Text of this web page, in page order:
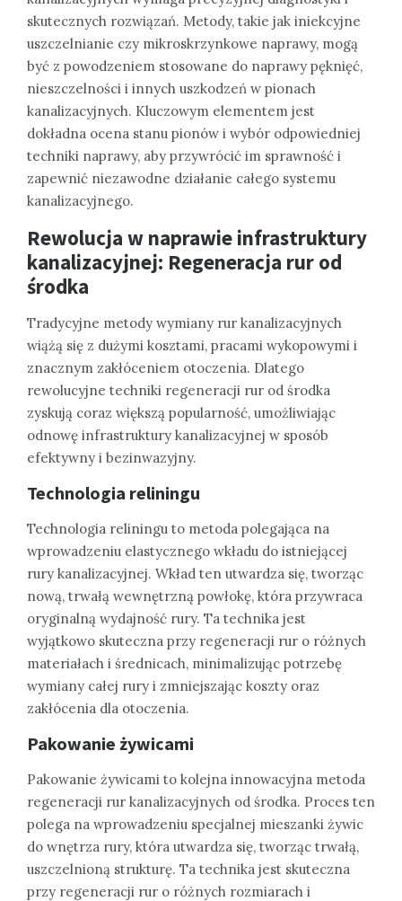
skutecznych rozwiązań. Metody, takie jak iniekcyjne
uszczelnianie czy mikroskrzynkowe naprawy, mogą
być z powodzeniem stosowane do naprawy pęknięć,
nieszczelności i innych uszkodzeń w pionach
kanalizacyjnych. Kluczowym elementem jest
dokładna ocena stanu pionów i wybór odpowiedniej
techniki naprawy, aby przywrócić im sprawność i
zapewnić niezawodne działanie całego systemu
kanalizacyjnego.
Rewolucja w naprawie infrastruktury
kanalizacyjnej: Regeneracja rur od
środka
Tradycyjne metody wymiany rur kanalizacyjnych
wiążą się z dużymi kosztami, pracami wykopowymi i
znacznym zakłóceniem otoczenia. Dlatego
rewolucyjne techniki regeneracji rur od środka
zyskują coraz większą popularność, umożliwiając
odnowę infrastruktury kanalizacyjnej w sposób
efektywny i bezinwazyjny.
Technologia reliningu
Technologia reliningu to metoda polegająca na
wprowadzeniu elastycznego wkładu do istniejącej
rury kanalizacyjnej. Wkład ten utwardza się, tworząc
nową, trwałą wewnętrzną powłokę, która przywraca
oryginalną wydajność rury. Ta technika jest
wyjątkowo skuteczna przy regeneracji rur o różnych
materiałach i średnicach, minimalizując potrzebę
wymiany całej rury i zmniejszając koszty oraz
zakłócenia dla otoczenia.
Pakowanie żywicami
Pakowanie żywicami to kolejna innowacyjna metoda
regeneracji rur kanalizacyjnych od środka. Proces ten
polega na wprowadzeniu specjalnej mieszanki żywic
do wnętrza rury, która utwardza się, tworząc trwałą,
uszczelnioną strukturę. Ta technika jest skuteczna
przy regeneracji rur o różnych rozmiarach i